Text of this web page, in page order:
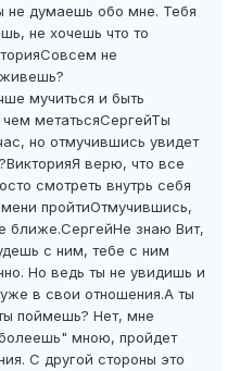
не думаешь обо мне. Тебя
не хочешь что то
Совсем не
живешь?
мучиться и быть
метатьсяСергейТы
но отмучившись увидет
ВикторияЯ верю, что все
смотреть внутрь себя
пройтиОтмучившись,
ближе.СергейНе знаю Вит,
с ним, тебе с ним
Но ведь ты не увидишь и
в свои отношения.А ты
поймешь? Нет, мне
мною, пройдет
С другой стороны это